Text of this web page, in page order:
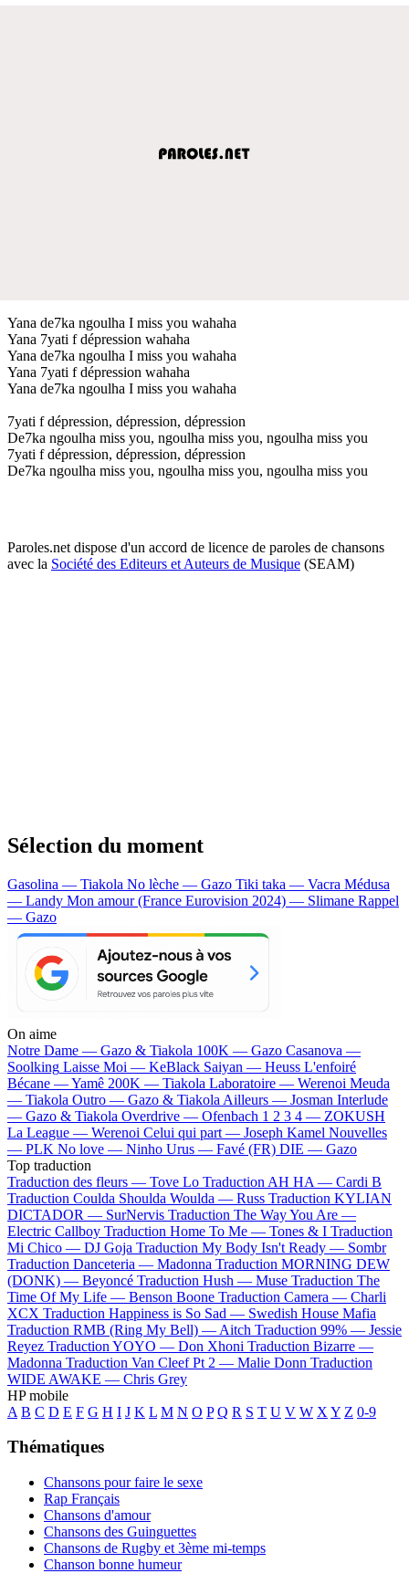
Yana de7ka ngoulha I miss you wahaha
Yana 7yati f dépression wahaha
Yana de7ka ngoulha I miss you wahaha
Yana 7yati f dépression wahaha
Yana de7ka ngoulha I miss you wahaha
7yati f dépression, dépression, dépression
De7ka ngoulha miss you, ngoulha miss you, ngoulha miss you
7yati f dépression, dépression, dépression
De7ka ngoulha miss you, ngoulha miss you, ngoulha miss you
Paroles.net dispose d'un accord de licence de paroles de chansons
avec la Société des Editeurs et Auteurs de Musique (SEAM)
Sélection du moment
Gasolina — Tiakola No lèche — Gazo Tiki taka — Vacra Médusa
— Landy Mon amour (France Eurovision 2024) — Slimane Rappel
— Gazo
On aime
Notre Dame — Gazo & Tiakola 100K — Gazo Casanova —
Soolking Laisse Moi — KeBlack Saiyan — Heuss L'enfoiré
Bécane —Yamê 200K — Tiakola Laboratoire — Werenoi Meuda
— Tiakola Outro — Gazo & Tiakola Ailleurs — Josman Interlude
— Gazo & Tiakola Overdrive — Ofenbach 1 2 3 4 — ZOKUSH
La League — Werenoi Celui qui part — Joseph Kamel Nouvelles
— PLK No love — Ninho Urus — Favé (FR) DIE — Gazo
Top traduction
Traduction des fleurs — Tove Lo Traduction AH HA — Cardi B
Traduction Coulda Shoulda Woulda — Russ Traduction KYLIAN
DICTADOR — SurNervis Traduction The Way You Are —
Electric Callboy Traduction Home To Me — Tones & I Traduction
Mi Chico — DJ Goja Traduction My Body Isn't Ready — Sombr
Traduction Danceteria — Madonna Traduction MORNING DEW
(DONK) — Beyoncé Traduction Hush — Muse Traduction The
Time Of My Life — Benson Boone Traduction Camera — Charli
XCX Traduction Happiness is So Sad — Swedish House Mafia
Traduction RMB (Ring My Bell) — Aitch Traduction 99% — Jessie
Reyez Traduction YOYO — Don Xhoni Traduction Bizarre —
Madonna Traduction Van Cleef Pt 2 — Malie Donn Traduction
WIDE AWAKE — Chris Grey
HP mobile
A B C D E F G H I J K L M N O P Q R S T U V W X Y Z 0-9
Thématiques
Chansons pour faire le sexe
Rap Français
Chansons d'amour
Chansons des Guinguettes
Chansons de Rugby et 3ème mi-temps
Chanson bonne humeur